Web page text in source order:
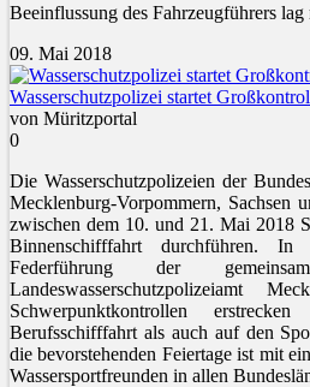
Beeinflussung des Fahrzeugführers lag
09. Mai 2018
Wasserschutzpolizei startet
von Müritzportal
0
Die Wasserschutzpolizeien der
Mecklenburg-Vorpommern, Sachsen
zwischen dem 10. und 21. Mai 2018
Binnenschifffahrt durchführen.
Federführung der
Landeswasserschutzpolizeiamt
Schwerpunktkontrollen
Berufsschifffahrt als auch auf den
die bevorstehenden Feiertage ist mit
Wassersportfreunden in allen